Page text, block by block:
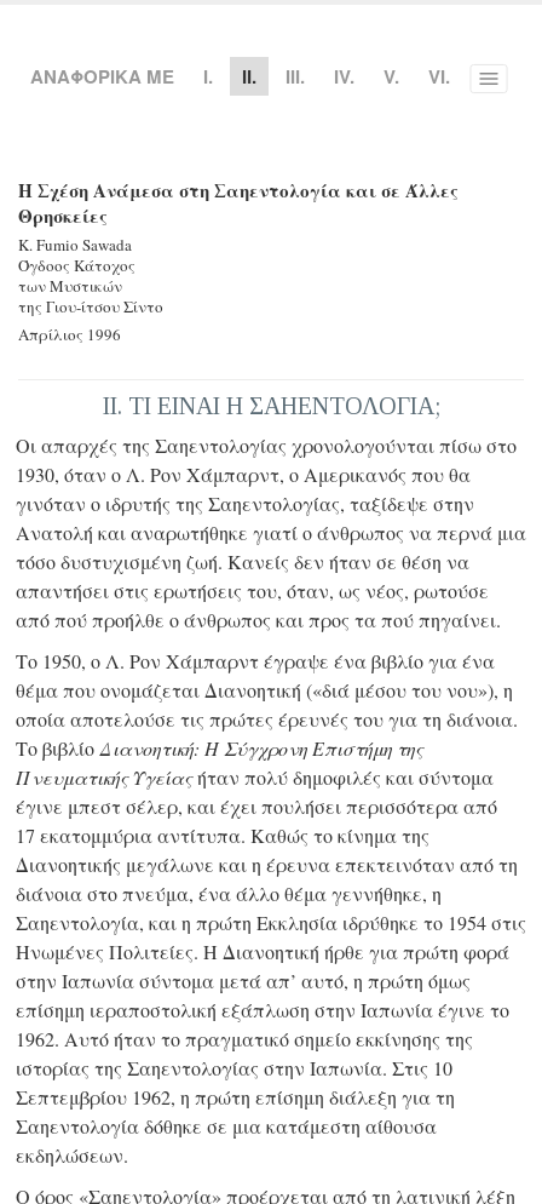
ΑΝΑΦΟΡΙΚΑ ΜΕ Ι. II. III. IV. V. VI. Toggle
Η Σχέση Ανάμεσα στη Σαηεντολογία και σε Άλλες
Θρησκείες
Κ. Fumio Sawada
Όγδοος Κάτοχος
των Μυστικών
της Γιου-ίτσου Σίντο
Απρίλιος 1996
II. ΤΙ ΕΙΝΑΙ Η ΣΑΗΕΝΤΟΛΟΓΙΑ;
Οι απαρχές της Σαηεντολογίας χρονολογούνται πίσω στο
1930, όταν ο Λ. Ρον Χάμπαρντ, ο Αμερικανός που θα
γινόταν ο ιδρυτής της Σαηεντολογίας, ταξίδεψε στην
Ανατολή και αναρωτήθηκε γιατί ο άνθρωπος να περνά μια
τόσο δυστυχισμένη ζωή. Κανείς δεν ήταν σε θέση να
απαντήσει στις ερωτήσεις του, όταν, ως νέος, ρωτούσε
από πού προήλθε ο άνθρωπος και προς τα πού πηγαίνει.
Το 1950, ο Λ. Ρον Χάμπαρντ έγραψε ένα βιβλίο για ένα
θέμα που ονομάζεται Διανοητική («διά μέσου του νου»), η
οποία αποτελούσε τις πρώτες έρευνές του για τη διάνοια.
Το βιβλίο Διανοητική: Η Σύγχρονη Επιστήμη της
Πνευματικής Υγείαςήταν πολύ δημοφιλές και σύντομα
έγινε μπεστ σέλερ, και έχει πουλήσει περισσότερα από
17 εκατομμύριααντίτυπα. Καθώς το κίνημα της
Διανοητικής μεγάλωνε και η έρευνα επεκτεινόταν από τη
διάνοια στο πνεύμα, ένα άλλο θέμα γεννήθηκε, η
Σαηεντολογία, και η πρώτη Εκκλησία ιδρύθηκε το 1954 στις
Ηνωμένες Πολιτείες. Η Διανοητική ήρθε για πρώτη φορά
στην Ιαπωνία σύντομα μετά απ’ αυτό, η πρώτη όμως
επίσημη ιεραποστολική εξάπλωση στην Ιαπωνία έγινε το
1962. Αυτό ήταν το πραγματικό σημείο εκκίνησης της
ιστορίας της Σαηεντολογίας στην Ιαπωνία. Στις 10
Σεπτεμβρίου 1962, η πρώτη επίσημη διάλεξη για τη
Σαηεντολογία δόθηκε σε μια κατάμεστη αίθουσα
εκδηλώσεων.
Ο όρος «Σαηεντολογία» προέρχεται από τη λατινική λέξη